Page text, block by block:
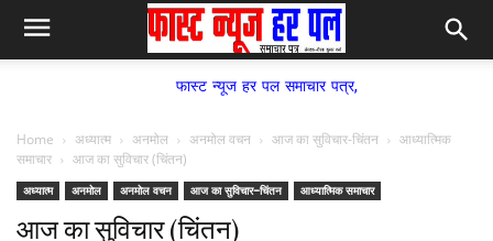
फास्ट न्यूज हर पल समाचार पत्र,
Home अध्यात्म अनमोल अनमोल वचन आज का सुविचार-चिंतन
आध्यात्मिक
समाचार
आज का सुविचार (चिंतन)
अध्यात्म अनमोल अनमोल वचन आज का सुविचार-चिंतन आध्यात्मिक समाचार
आज का सुविचार (चिंतन)